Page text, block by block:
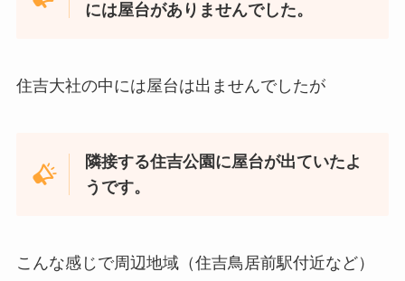
には屋台がありませんでした。
住吉大社の中には屋台は出ませんでしたが
隣接する住吉公園に屋台が出ていたよ
うです。
こんな感じで周辺地域（住吉鳥居前駅付近など）